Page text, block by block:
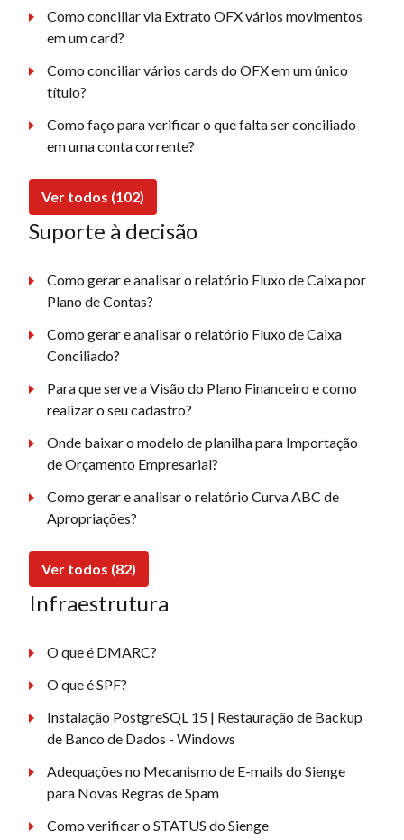
Como conciliar via Extrato OFX vários movimentos
em um card?
Como conciliar vários cards do OFX em um único
título?
Como faço para verificar o que falta ser conciliado
em uma conta corrente?
Ver todos (102)
Suporte à decisão
Como gerar e analisar o relatório Fluxo de Caixa por
Plano de Contas?
Como gerar e analisar o relatório Fluxo de Caixa
Conciliado?
Para que serve a Visão do Plano Financeiro e como
realizar o seu cadastro?
Onde baixar o modelo de planilha para Importação
de Orçamento Empresarial?
Como gerar e analisar o relatório Curva ABC de
Apropriações?
Ver todos (82)
Infraestrutura
O que é DMARC?
O que é SPF?
Instalação PostgreSQL 15 | Restauração de Backup
de Banco de Dados - Windows
Adequações no Mecanismo de E-mails do Sienge
para Novas Regras de Spam
Como verificar o STATUS do Sienge